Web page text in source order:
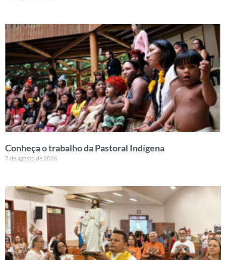
Conheça o trabalho da Pastoral Indígena
7 de agosto de 2026